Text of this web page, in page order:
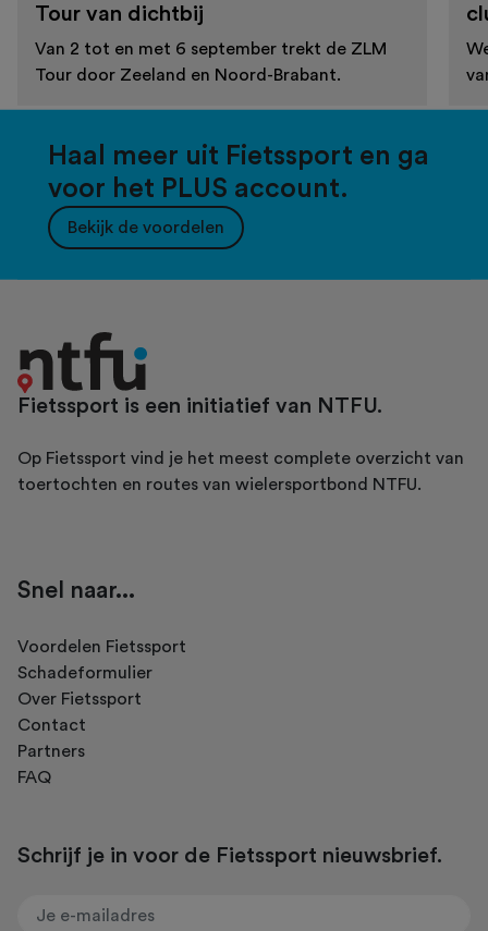
Tour van dichtbij
Van 2 tot en met 6 september trekt de ZLM
Tour door Zeeland en Noord-Brabant.
Haal meer uit Fietssport en ga
voor het PLUS account.
Bekijk de voordelen
Fietssport is een initiatief van NTFU.
Op Fietssport vind je het meest complete overzicht van
toertochten en routes van wielersportbond NTFU.
Snel naar...
Voordelen Fietssport
Schadeformulier
Over Fietssport
Contact
Partners
FAQ
Schrijf je in voor de Fietssport nieuwsbrief.